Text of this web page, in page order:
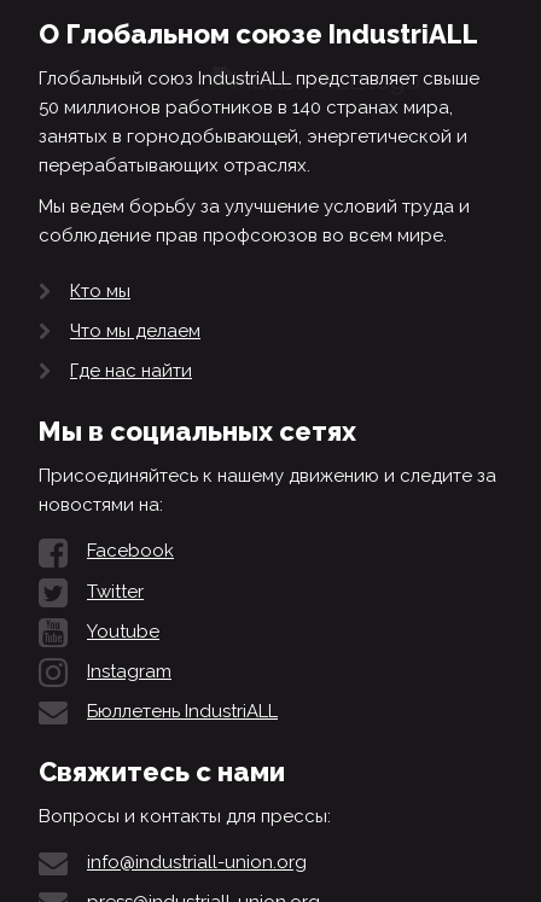
О Глобальном союзе IndustriALL
Глобальный союз IndustriALL представляет свыше
50 миллионов работников в 140 странах мира,
занятых в горнодобывающей, энергетической и
перерабатывающих отраслях.
Мы ведем борьбу за улучшение условий труда и
соблюдение прав профсоюзов во всем мире.
Кто мы
Что мы делаем
Где нас найти
Мы в социальных сетях
Присоединяйтесь к нашему движению и следите за
новостями на:
Facebook
Twitter
Youtube
Instagram
Бюллетень IndustriALL
Свяжитесь с нами
Вопросы и контакты для прессы:
info@industriall-union.org